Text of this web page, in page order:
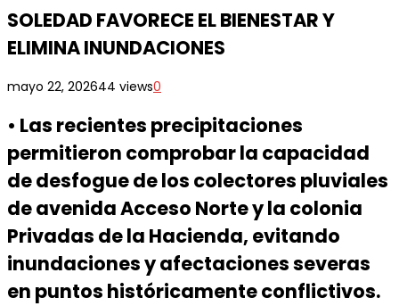
SOLEDAD FAVORECE EL BIENESTAR Y
ELIMINA INUNDACIONES
mayo 22, 202644 views0
•⁠ ⁠Las recientes precipitaciones
permitieron comprobar la capacidad
de desfogue de los colectores pluviales
de avenida Acceso Norte y la colonia
Privadas de la Hacienda, evitando
inundaciones y afectaciones severas
en puntos históricamente conflictivos.